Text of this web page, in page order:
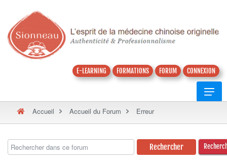
E-LEARNING FORMATIONS FORUM CONNEXION
Accueil Accueil du Forum Erreur